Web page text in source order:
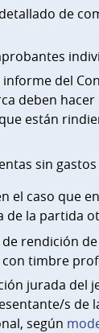
de
informe del
deben
están
sin
el caso que
de la partida
rendición
con timbre
jurada del
s de
según